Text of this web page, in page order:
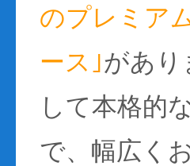
のプレミア
ース｣があり
して本格的
で、幅広く